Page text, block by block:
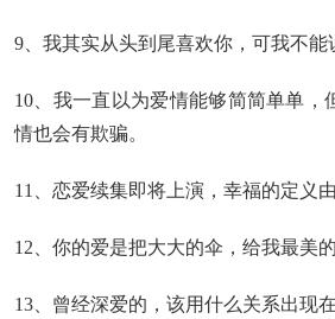
9、我其实从头到尾喜欢你，可我不能
10、我一直以为爱情能够简简单单，
情也会有欺骗。
11、恋爱续集即将上演，幸福的定义
12、你的爱是把大大的伞，给我最美的
13、曾经深爱的，该用什么关系出现